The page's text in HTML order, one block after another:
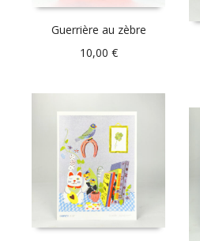
Guerrière au zèbre
10,00 €